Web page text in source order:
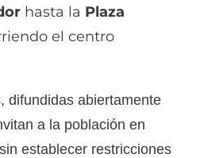
hasta la Plaza
el centro
difundidas abiertamente
a la población en
establecer restricciones